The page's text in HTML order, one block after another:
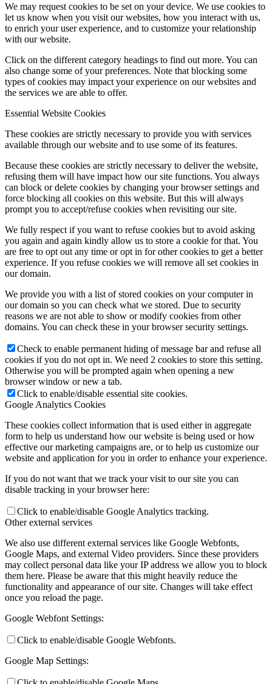
We may request cookies to be set on your device. We use cookies to
let us know when you visit our websites, how you interact with us,
to enrich your user experience, and to customize your relationship
with our website.
Click on the different category headings to find out more. You can
also change some of your preferences. Note that blocking some
types of cookies may impact your experience on our websites and
the services we are able to offer.
Essential Website Cookies
These cookies are strictly necessary to provide you with services
available through our website and to use some of its features.
Because these cookies are strictly necessary to deliver the website,
refusing them will have impact how our site functions. You always
can block or delete cookies by changing your browser settings and
force blocking all cookies on this website. But this will always
prompt you to accept/refuse cookies when revisiting our site.
We fully respect if you want to refuse cookies but to avoid asking
you again and again kindly allow us to store a cookie for that. You
are free to opt out any time or opt in for other cookies to get a better
experience. If you refuse cookies we will remove all set cookies in
our domain.
We provide you with a list of stored cookies on your computer in
our domain so you can check what we stored. Due to security
reasons we are not able to show or modify cookies from other
domains. You can check these in your browser security settings.
Check to enable permanent hiding of message bar and refuse all
cookies if you do not opt in. We need 2 cookies to store this setting.
Otherwise you will be prompted again when opening a new
browser window or new a tab.
Click to enable/disable essential site cookies.
Google Analytics Cookies
These cookies collect information that is used either in aggregate
form to help us understand how our website is being used or how
effective our marketing campaigns are, or to help us customize our
website and application for you in order to enhance your experience.
If you do not want that we track your visit to our site you can
disable tracking in your browser here:
Click to enable/disable Google Analytics tracking.
Other external services
We also use different external services like Google Webfonts,
Google Maps, and external Video providers. Since these providers
may collect personal data like your IP address we allow you to block
them here. Please be aware that this might heavily reduce the
functionality and appearance of our site. Changes will take effect
once you reload the page.
Google Webfont Settings:
Click to enable/disable Google Webfonts.
Google Map Settings: